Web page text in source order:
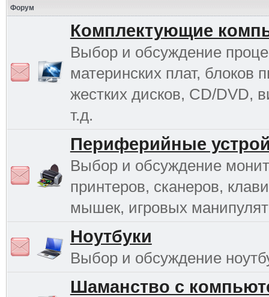
Форум
Комплектующие
Выбор и обсуждение
материнских плат, блоков
жестких дисков, CD/DVD,
т.д.
Периферийные
Выбор и обсуждение
принтеров, сканеров,
мышек, игровых
Ноутбуки
Выбор и обсуждение
Шаманство с